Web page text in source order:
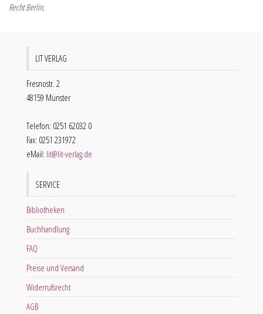
Recht Berlin.
LIT VERLAG
Fresnostr. 2
48159 Münster
Telefon: 0251 62032 0
Fax: 0251 231972
eMail: lit@lit-verlag.de
SERVICE
Bibliotheken
Buchhandlung
FAQ
Preise und Versand
Widerrufsrecht
AGB